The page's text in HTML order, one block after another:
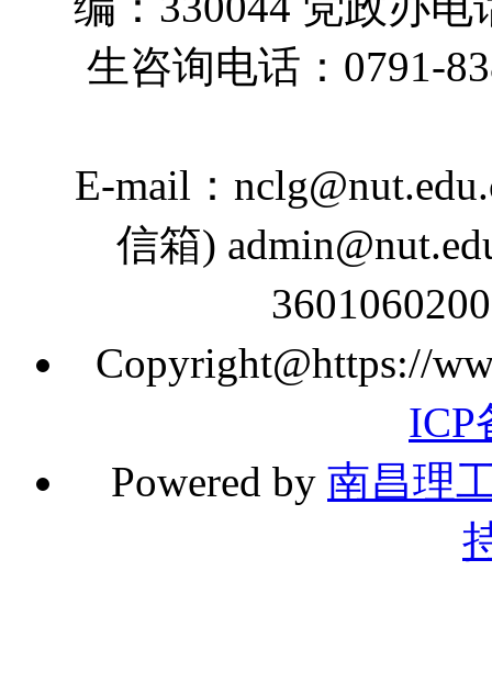
生咨询电话：0791-
E-mail：
信箱)
Copyright@https://
ICP
Powered by 南昌理